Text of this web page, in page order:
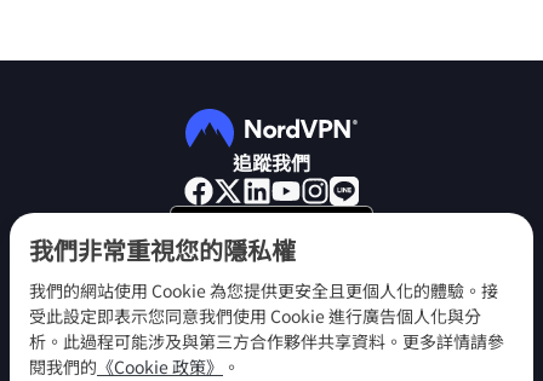
我們非常重視您的隱私權
我們的網站使用 Cookie 為您提供更安全且更個人化的體驗。接
受此設定即表示您同意我們使用 Cookie 進行廣告個人化與分
析。此過程可能涉及與第三方合作夥伴共享資料。更多詳情請參
閱我們的 《Cookie 政策》 。
追蹤我們
NordVPN
參與